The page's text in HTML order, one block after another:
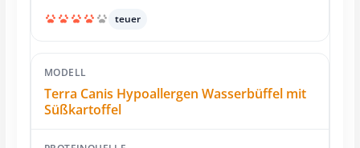
teuer
Terra Canis Hypoallergen Wasserbüffel mit
Süßkartoffel